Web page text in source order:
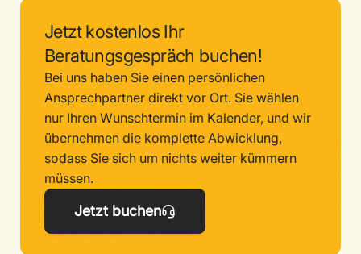
Jetzt kostenlos Ihr
Beratungsgespräch buchen!
Bei uns haben Sie einen persönlichen
Ansprechpartner direkt vor Ort. Sie wählen
nur Ihren Wunschtermin im Kalender, und wir
übernehmen die komplette Abwicklung,
sodass Sie sich um nichts weiter kümmern
müssen.
Jetzt buchen